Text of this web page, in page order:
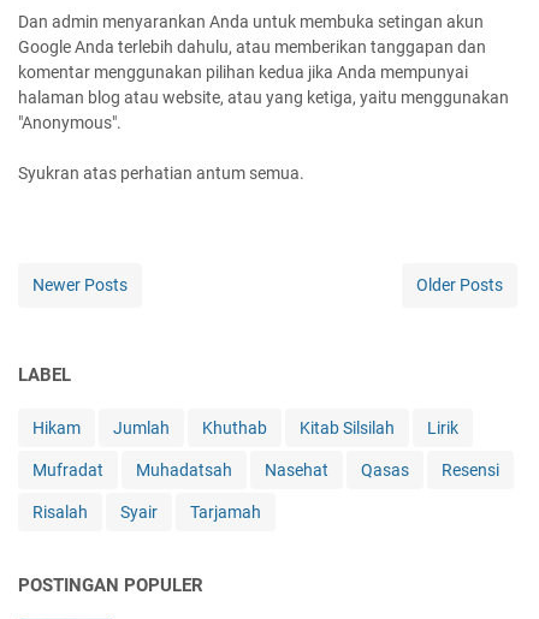
Dan admin menyarankan Anda untuk membuka setingan akun
Google Anda terlebih dahulu, atau memberikan tanggapan dan
komentar menggunakan pilihan kedua jika Anda mempunyai
halaman blog atau website, atau yang ketiga, yaitu menggunakan
"Anonymous".
Syukran atas perhatian antum semua.
Newer Posts Older Posts
LABEL
Hikam Jumlah Khuthab Kitab Silsilah Lirik
Mufradat Muhadatsah Nasehat Qasas Resensi
Risalah Syair Tarjamah
POSTINGAN POPULER